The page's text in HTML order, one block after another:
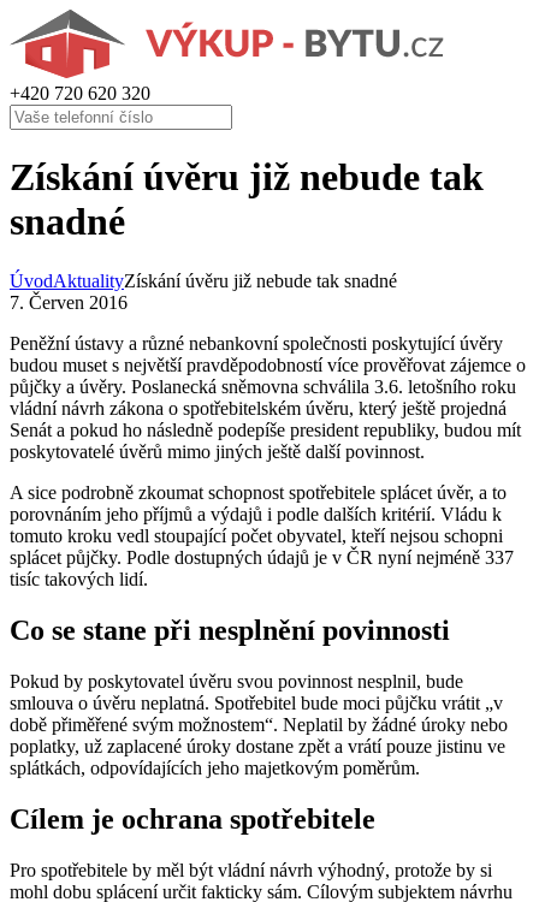
+420 720 620 320
Získání úvěru již nebude tak
snadné
ÚvodAktualityZískání úvěru již nebude tak snadné
7. Červen 2016
Peněžní ústavy a různé nebankovní společnosti poskytující úvěry
budou muset s největší pravděpodobností více prověřovat zájemce o
půjčky a úvěry. Poslanecká sněmovna schválila 3.6. letošního roku
vládní návrh zákona o spotřebitelském úvěru, který ještě projedná
Senát a pokud ho následně podepíše president republiky, budou mít
poskytovatelé úvěrů mimo jiných ještě další povinnost.
A sice podrobně zkoumat schopnost spotřebitele splácet úvěr, a to
porovnáním jeho příjmů a výdajů i podle dalších kritérií. Vládu k
tomuto kroku vedl stoupající počet obyvatel, kteří nejsou schopni
splácet půjčky. Podle dostupných údajů je v ČR nyní nejméně 337
tisíc takových lidí.
Co se stane při nesplnění povinnosti
Pokud by poskytovatel úvěru svou povinnost nesplnil, bude
smlouva o úvěru neplatná. Spotřebitel bude moci půjčku vrátit „v
době přiměřené svým možnostem“. Neplatil by žádné úroky nebo
poplatky, už zaplacené úroky dostane zpět a vrátí pouze jistinu ve
splátkách, odpovídajících jeho majetkovým poměrům.
Cílem je ochrana spotřebitele
Pro spotřebitele by měl být vládní návrh výhodný, protože by si
mohl dobu splácení určit fakticky sám. Cílovým subjektem návrhu